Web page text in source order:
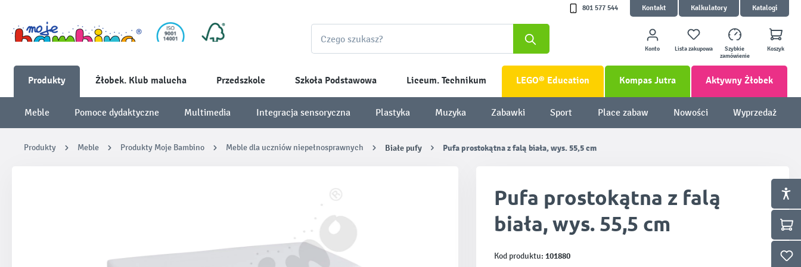
801 577 544 Kontakt Kalkulatory Katalogi
Konto Lista zakupowa
Szybkie
zamówienie
Koszyk
Produkty Żłobek. Klub malucha Przedszkole Szkoła Podstawowa Liceum. Technikum LEGO® Education Kompas Jutra Aktywny Żłobek
Meble Pomoce dydaktyczne Multimedia Integracja sensoryczna Plastyka Muzyka Zabawki Sport Place zabaw Nowości Wyprzedaż
Produkty Meble Produkty Moje Bambino Meble dla uczniów niepełnosprawnych Białe pufy Pufa prostokątna z falą biała, wys. 55,5 cm
Pufa prostokątna z falą
biała, wys. 55,5 cm
Kod produktu: 101880